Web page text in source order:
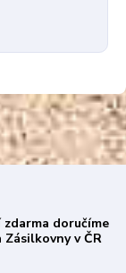
zdarma doručíme
v ČR